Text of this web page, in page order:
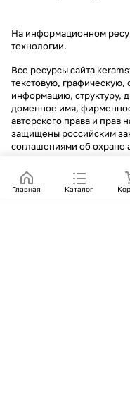
Главная Каталог
На информационном
технологии.
Все ресурсы сайта
текстовую,
информацию, структуру,
доменное имя,
авторского права и прав
защищены российским
соглашениями об охране